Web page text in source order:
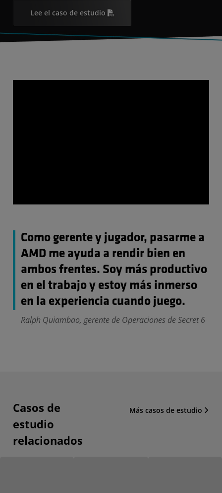
Lee el caso de estudio
Como gerente y jugador, pasarme a
AMD me ayuda a rendir bien en
ambos frentes. Soy más productivo
en el trabajo y estoy más inmerso
en la experiencia cuando juego.
Ralph Quiambao, gerente de Operaciones de Secret 6
Casos de
estudio
relacionados
Más casos de estudio